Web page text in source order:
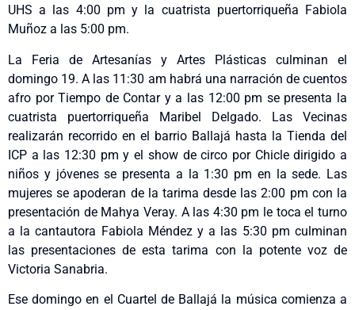
UHS a las 4:00 pm y la cuatrista puertorriqueña Fabiola
Muñoz a las 5:00 pm.
La Feria de Artesanías y Artes Plásticas culminan el
domingo 19. A las 11:30 am habrá una narración de cuentos
afro por Tiempo de Contar y a las 12:00 pm se presenta la
cuatrista puertorriqueña Maribel Delgado. Las Vecinas
realizarán recorrido en el barrio Ballajá hasta la Tienda del
ICP a las 12:30 pm y el show de circo por Chicle dirigido a
niños y jóvenes se presenta a la 1:30 pm en la sede. Las
mujeres se apoderan de la tarima desde las 2:00 pm con la
presentación de Mahya Veray. A las 4:30 pm le toca el turno
a la cantautora Fabiola Méndez y a las 5:30 pm culminan
las presentaciones de esta tarima con la potente voz de
Victoria Sanabria.
Ese domingo en el Cuartel de Ballajá la música comienza a